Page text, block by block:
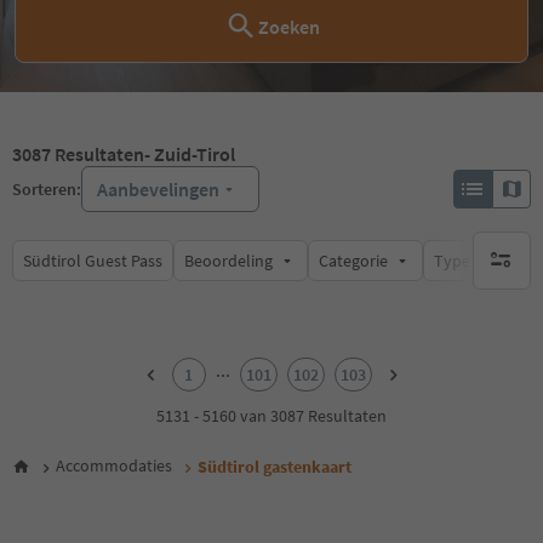
Zoeken
3087 Resultaten- Zuid-Tirol
Sorteren: Aanbevelingen
Südtirol Guest Pass Beoordeling Categorie Type catering
geen
6
1 ... 101 102
103
5131 - 5160 van 3087 Resultaten
Accommodaties Südtirol gastenkaart